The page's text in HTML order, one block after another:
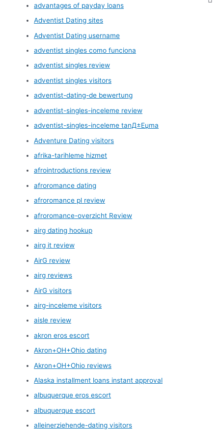
advantages of payday loans
Adventist Dating sites
Adventist Dating username
adventist singles como funciona
adventist singles review
adventist singles visitors
adventist-dating-de bewertung
adventist-singles-inceleme review
adventist-singles-inceleme tanД±Еџma
Adventure Dating visitors
afrika-tarihleme hizmet
afrointroductions review
afroromance dating
afroromance pl review
afroromance-overzicht Review
airg dating hookup
airg it review
AirG review
airg reviews
AirG visitors
airg-inceleme visitors
aisle review
akron eros escort
Akron+OH+Ohio dating
Akron+OH+Ohio reviews
Alaska installment loans instant approval
albuquerque eros escort
albuquerque escort
alleinerziehende-dating visitors